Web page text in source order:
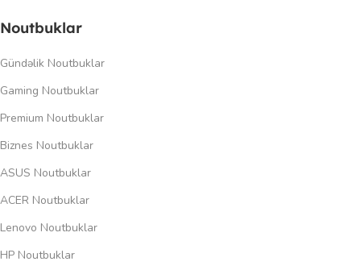
Noutbuklar
Gündəlik Noutbuklar
Gaming Noutbuklar
Premium Noutbuklar
Biznes Noutbuklar
ASUS Noutbuklar
ACER Noutbuklar
Lenovo Noutbuklar
HP Noutbuklar